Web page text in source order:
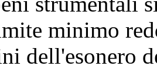
minimo
dell'esonero